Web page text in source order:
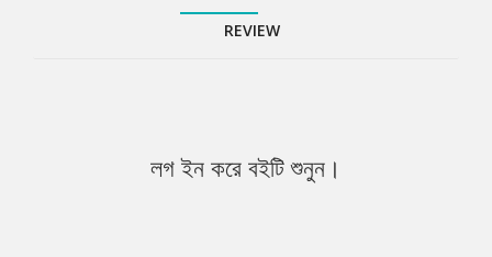
REVIEW
লগ ইন করে বইটি শুনুন।